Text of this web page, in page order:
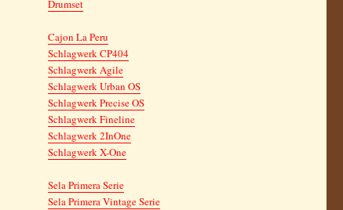
Drumset
Cajon La Peru
Schlagwerk CP404
Schlagwerk Agile
Schlagwerk Urban OS
Schlagwerk Precise OS
Schlagwerk Fineline
Schlagwerk 2InOne
Schlagwerk X-One
Sela Primera Serie
Sela Primera Vintage Serie